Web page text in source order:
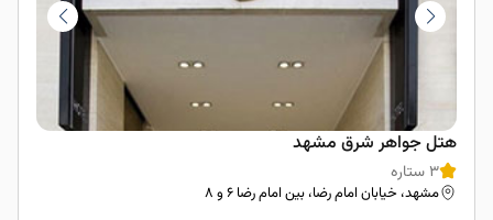
هتل جواهر شرق مشهد
3 ستاره
مشهد، خیابان امام رضا، بین امام رضا ۶ و ۸